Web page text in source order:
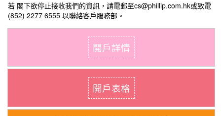
若 閣下欲停止接收我們的資訊，請電郵至cs@phillip.com.hk或致電
(852) 2277 6555 以聯絡客戶服務部。
開戶詳情
開戶表格